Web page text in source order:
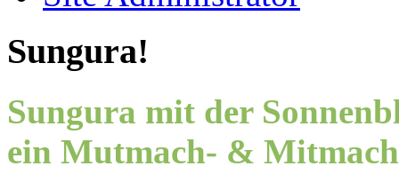
Sungura!
Sungura mit der
ein Mutmach- &